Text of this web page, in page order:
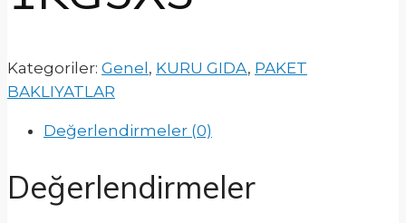
Kategoriler: Genel , KURU GIDA, PAKET
BAKLIYATLAR
Değerlendirmeler (0)
Değerlendirmeler